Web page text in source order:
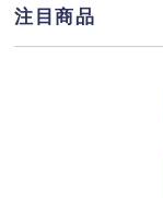
注目商品